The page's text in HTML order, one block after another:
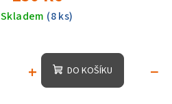
Skladem (8 ks)
+ DO KOŠÍKU −